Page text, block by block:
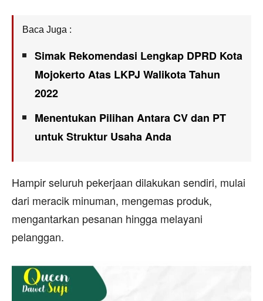
Baca Juga :
Simak Rekomendasi Lengkap DPRD Kota
Mojokerto Atas LKPJ Walikota Tahun
2022
Menentukan Pilihan Antara CV dan PT
untuk Struktur Usaha Anda
Hampir seluruh pekerjaan dilakukan sendiri, mulai
dari meracik minuman, mengemas produk,
mengantarkan pesanan hingga melayani
pelanggan.